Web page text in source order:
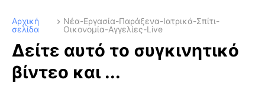
Αρχική
σελίδα
Νέα-Εργασία-Παράξενα-Ιατρικά-Σπίτι-
Οικονομία-Αγγελίες-Live
Δείτε αυτό το συγκινητικό
βίντεο και ...